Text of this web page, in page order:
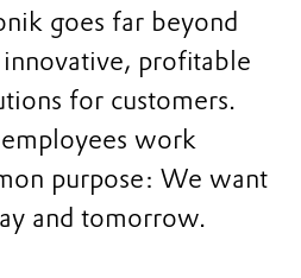
goes far beyond
profitable
for customers.
work
purpose: We want
and tomorrow.